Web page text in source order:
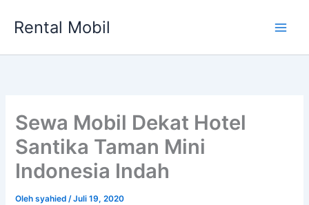
Rental Mobil
Sewa Mobil Dekat Hotel
Santika Taman Mini
Indonesia Indah
Olehsyahied/Juli 19, 2020